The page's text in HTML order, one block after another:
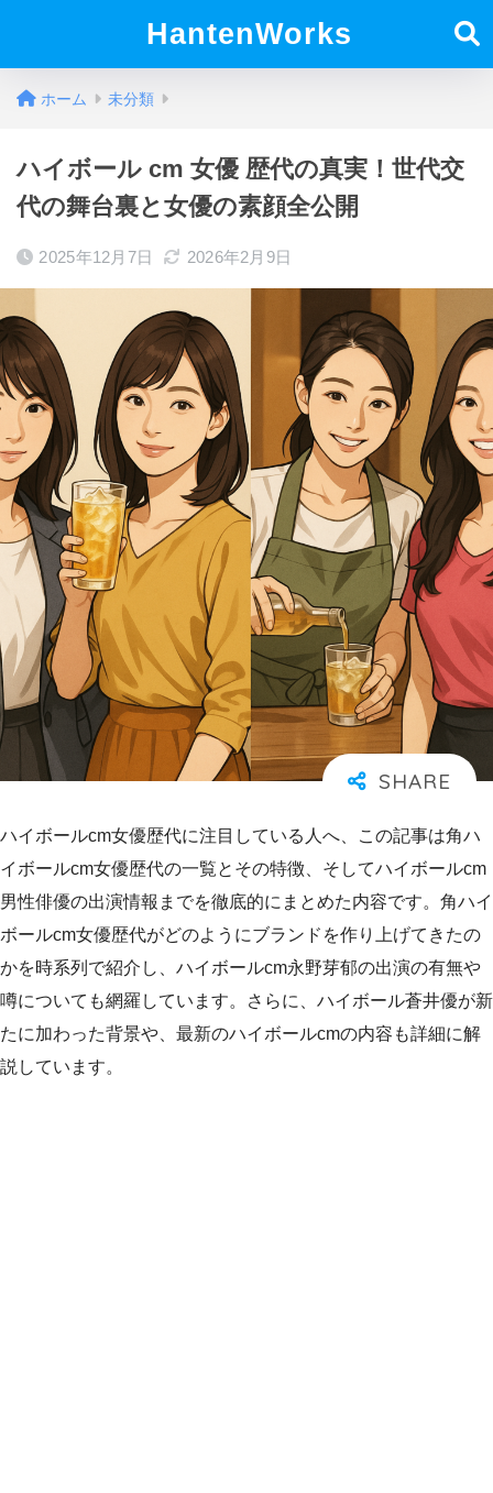
HantenWorks
ホーム 未分類
ハイボール cm 女優 歴代の真実！世代交
代の舞台裏と女優の素顔全公開
2025年12月7日 2026年2月9日
ハイボールcm女優歴代に注目している人へ、この記事は角ハ
イボールcm女優歴代の一覧とその特徴、そしてハイボールcm
男性俳優の出演情報までを徹底的にまとめた内容です。角ハイ
ボールcm女優歴代がどのようにブランドを作り上げてきたの
かを時系列で紹介し、ハイボールcm永野芽郁の出演の有無や
噂についても網羅しています。さらに、ハイボール蒼井優が新
たに加わった背景や、最新のハイボールcmの内容も詳細に解
説しています。